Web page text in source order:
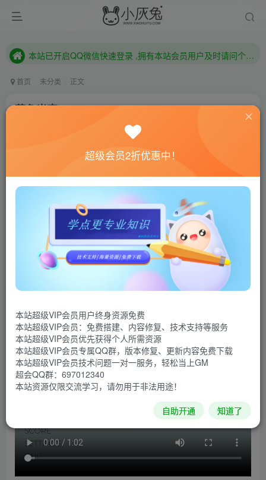
本站已开启QQ微信快速登录 ,拥有本站会员用户及时请问个人中心绑定！
首页 未分类 正文
蓝色光束/AZUR BEAM
联网教程： 内附教程
单机教程： 内附教程
不懂的话联系客服！！！
本站的资源转载自国内外各大媒体和网络，仅供试玩体
验。如果您喜欢该游戏内容，请支持正版 →→→正版购买
游戏介绍
AZUR BEAM是一款令人上瘾的街机游戏，有优美的音
游戏视频
超级会员2折优惠中！
本站超级VIP会员用户终身资源免费
本站超级VIP会员：免费搭建、内容修复、技术支持等服务
本站超级VIP会员优先获得个人所需资源
本站超级VIP会员专属QQ群，版本修复、更新内容免费下载
本站超级VIP会员技术问题一对一服务，轻松当上GM
超会QQ群：697012340
本站资源仅限交流学习，请勿用于非法用途！
自助开通 知道了